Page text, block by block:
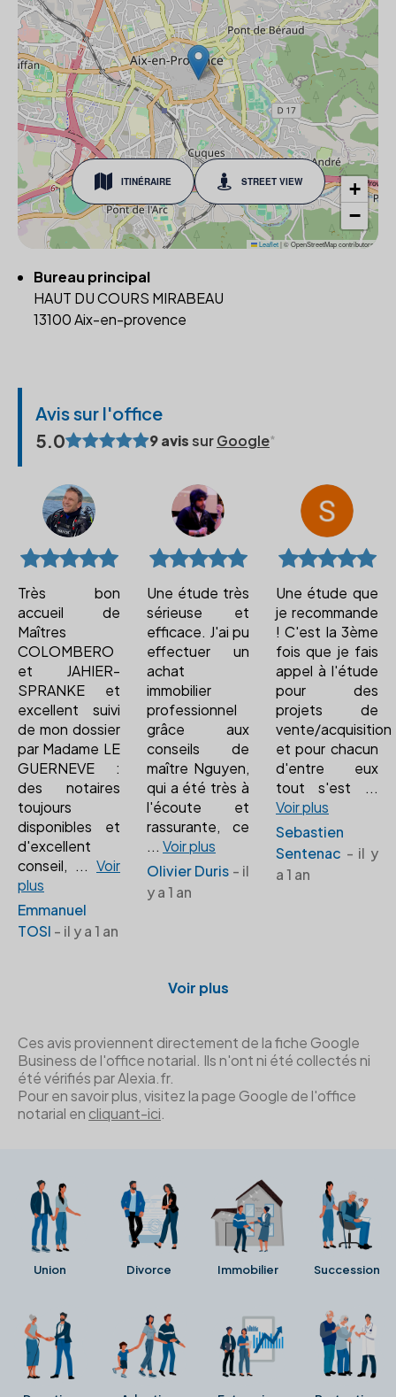
ITINÉRAIRE STREET VIEW
+
−
Leaflet|© OpenStreetMap contributors
Bureau principal
HAUT DU COURS MIRABEAU
13100 Aix-en-provence
Avis sur l'office
5.0
9 avissurGoogle
Très bon
accueil de
Maîtres
COLOMBERO
et JAHIER-
SPRANKE et
excellent suivi
de mon dossier
par Madame LE
GUERNEVE :
des notaires
toujours
disponibles et
d'excellent
conseil, ... Voir
plus
Emmanuel
TOSI - il y a 1 an
Une étude très
sérieuse et
efficace. J'ai pu
effectuer un
achat
immobilier
professionnel
grâce aux
conseils de
maître Nguyen,
qui a été très à
l'écoute et
rassurante, ce
... Voir plus
Olivier Duris - il
y a 1 an
Une étude que
je recommande
! C'est la 3ème
fois que je fais
appel à l'étude
pour des
projets de
vente/acquisition
et pour chacun
d'entre eux
tout s'est ...
Voir plus
Sebastien
Sentenac - il y
a 1 an
Voir plus
Ces avis proviennent directement de la fiche Google
Business de l'office notarial. Ils n'ont ni été collectés ni
été vérifiés par Alexia.fr.
Pour en savoir plus, visitez la page Google de l'office
notarial en cliquant-ici.
Union Divorce Immobilier Succession